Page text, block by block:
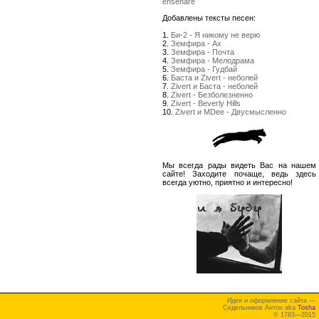
Добавлены тексты песен:
1. Би-2 - Я никому не верю
2. Земфира - Ах
3. Земфира - Почта
4. Земфира - Мелодрама
5. Земфира - Гудбай
6. Баста и Zivert - неболей
7. Zivert и Баста - неболей
8. Zivert - Безболезненно
9. Zivert - Beverly Hills
10. Zivert и MDee - Двусмысленно
Мы всегда рады видеть Вас на нашем
сайте! Заходите почаще, ведь здесь
всегда уютно, приятно и интересно!
Идея и оформление сайта —
Седельников Антон aka Tosha
© 1783—2015